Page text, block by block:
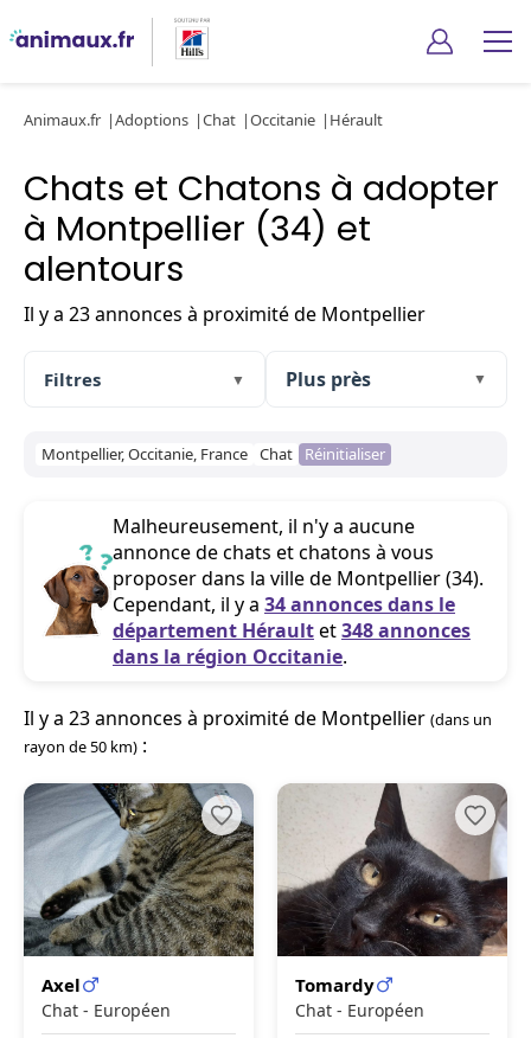
Animaux.fr Adoptions Chat Occitanie Hérault
Chats et Chatons à adopter
à Montpellier (34) et
alentours
Il y a 23 annonces à proximité de Montpellier
Filtres ▼ ▼
Montpellier, Occitanie, France Chat Réinitialiser
Malheureusement, il n'y a aucune
annonce de chats et chatons à vous
proposer dans la ville de Montpellier (34).
Cependant, il y a 34 annonces dans le
département Héraultet348 annonces
dans la région Occitanie.
Il y a 23 annonces à proximité de Montpellier (dans un
rayon de 50 km) :
Axel
Chat - Européen
Tomardy
Chat - Européen